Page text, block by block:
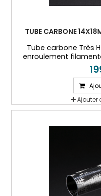
TUBE CARBONE
Tube carbone Très
enroulement
T800)
Ajouter